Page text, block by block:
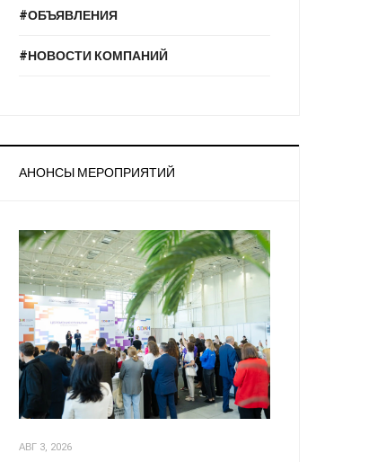
#ОБЪЯВЛЕНИЯ
#НОВОСТИ КОМПАНИЙ
АНОНСЫ МЕРОПРИЯТИЙ
АВГ 3, 2026